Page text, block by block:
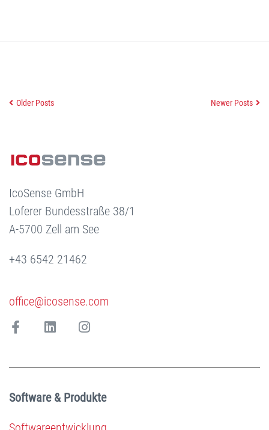
Older Posts Newer Posts
IcoSense GmbH
Loferer Bundesstraße 38/1
A-5700 Zell am See
+43 6542 21462
office@icosense.com
Software & Produkte